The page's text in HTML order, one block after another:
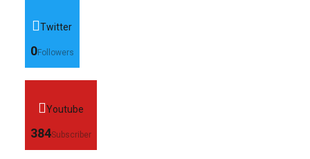
Twitter
0Followers
Youtube
384Subscriber